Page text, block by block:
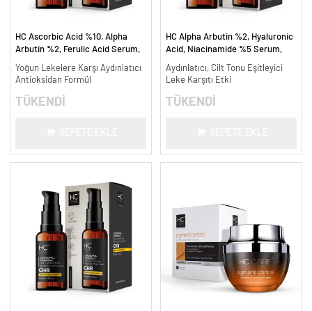
HC Ascorbic Acid %10, Alpha
Arbutin %2, Ferulic Acid Serum,
ml.
Yoğun Lekelere Karşı Aydınlatıcı
Antioksidan Formül
TÜKENDİ
HC Alpha Arbutin %2, Hyaluronic
Acid, Niacinamide %5 Serum,
ml.
Aydınlatıcı, Cilt Tonu Eşitleyici
Leke Karşıtı Etki
TÜKENDİ